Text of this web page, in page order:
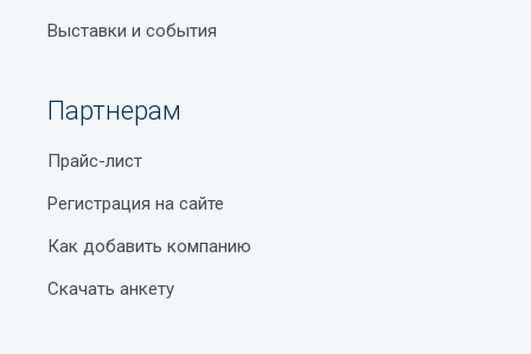
Выставки и события
Партнерам
Прайс-лист
Регистрация на сайте
Как добавить компанию
Скачать анкету